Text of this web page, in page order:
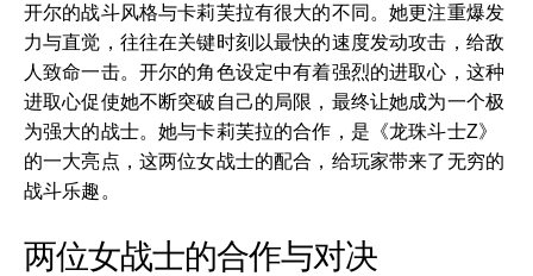
开尔的战斗风格与卡莉芙拉有很大的不同。她更注重爆发
力与直觉，往往在关键时刻以最快的速度发动攻击，给敌
人致命一击。开尔的角色设定中有着强烈的进取心，这种
进取心促使她不断突破自己的局限，最终让她成为一个极
为强大的战士。她与卡莉芙拉的合作，是《龙珠斗士Z》
的一大亮点，这两位女战士的配合，给玩家带来了无穷的
战斗乐趣。
两位女战士的合作与对决